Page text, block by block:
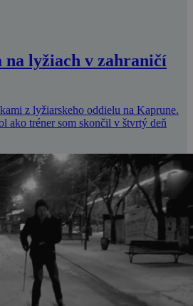
lyžiach v zahraničí
z lyžiarskeho oddielu na Kaprune.
ako tréner som skončil v štvrtý deň